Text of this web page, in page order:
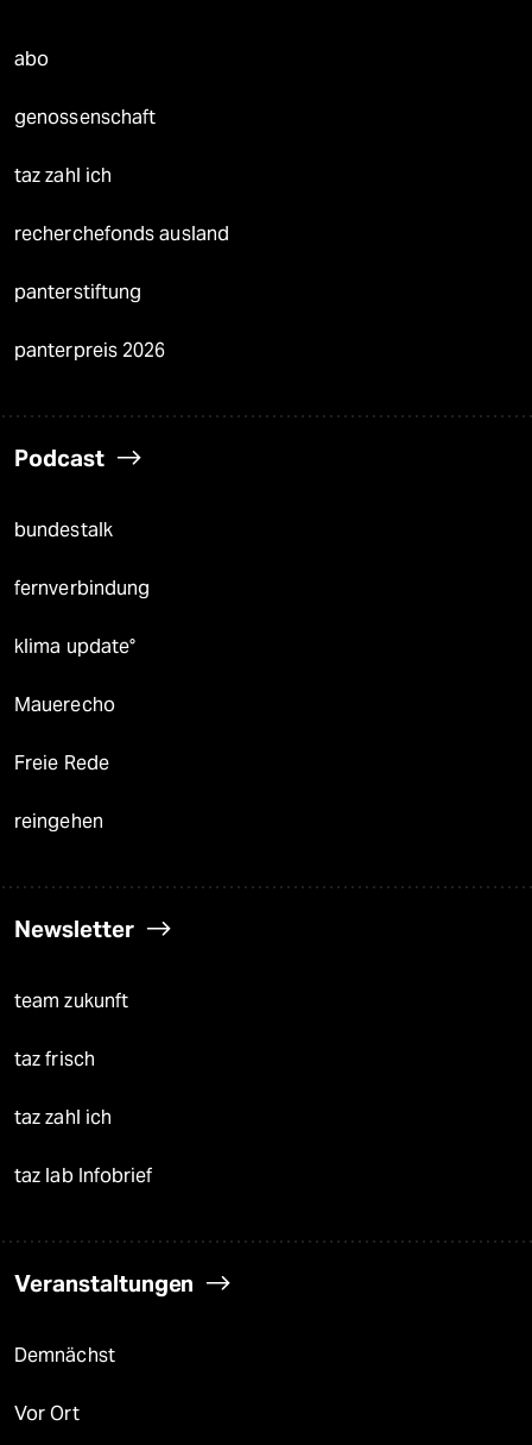
abo
genossenschaft
taz zahl ich
recherchefonds ausland
panterstiftung
panterpreis 2026
Podcast
bundestalk
fernverbindung
klima update°
Mauerecho
Freie Rede
reingehen
Newsletter
team zukunft
taz frisch
taz zahl ich
taz lab Infobrief
Veranstaltungen
Demnächst
Vor Ort